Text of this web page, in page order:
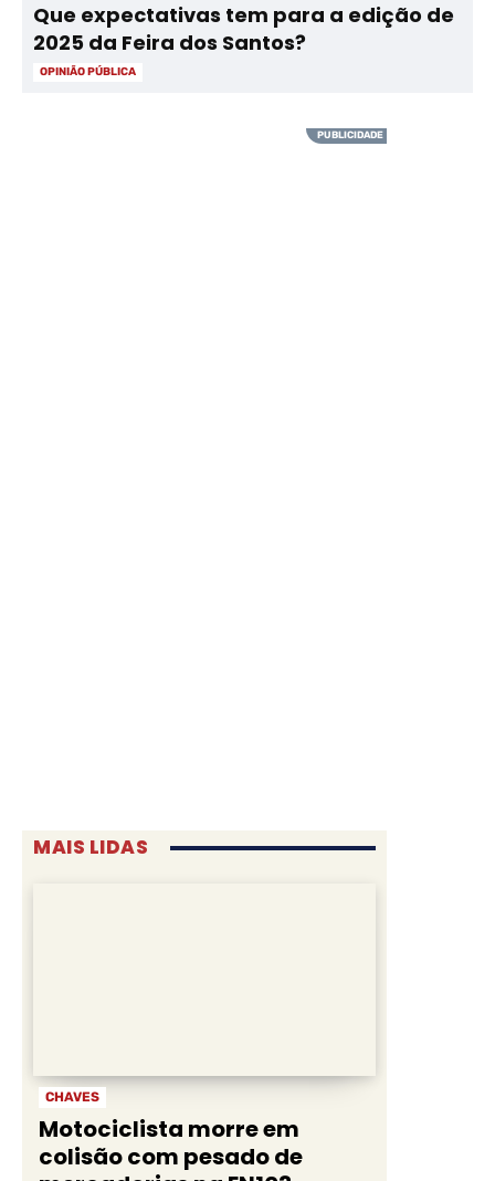
Que expectativas tem para a edição de
2025 da Feira dos Santos?
OPINIÃO PÚBLICA
MAIS LIDAS
CHAVES
Motociclista morre em
colisão com pesado de